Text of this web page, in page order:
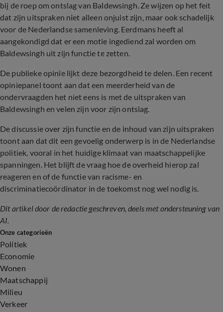
bij de roep om ontslag van Baldewsingh. Ze wijzen op het feit
dat zijn uitspraken niet alleen onjuist zijn, maar ook schadelijk
voor de Nederlandse samenleving. Eerdmans heeft al
aangekondigd dat er een motie ingediend zal worden om
Baldewsingh uit zijn functie te zetten.
De publieke opinie lijkt deze bezorgdheid te delen. Een recent
opiniepanel toont aan dat een meerderheid van de
ondervraagden het niet eens is met de uitspraken van
Baldewsingh en velen zijn voor zijn ontslag.
De discussie over zijn functie en de inhoud van zijn uitspraken
toont aan dat dit een gevoelig onderwerp is in de Nederlandse
politiek, vooral in het huidige klimaat van maatschappelijke
spanningen. Het blijft de vraag hoe de overheid hierop zal
reageren en of de functie van racisme- en
discriminatiecoördinator in de toekomst nog wel nodig is.
Dit artikel door de redactie geschreven, deels met ondersteuning van
AI.
Onze categorieën
Politiek
Economie
Wonen
Maatschappij
Milieu
Verkeer